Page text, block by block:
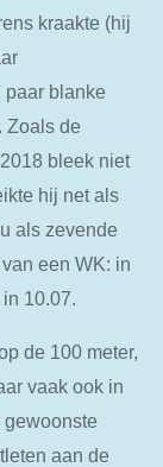
kraakte (hij
paar blanke
Zoals de
bleek niet
hij net als
als zevende
een WK: in
10.07.
de 100 meter,
vaak ook in
aan de